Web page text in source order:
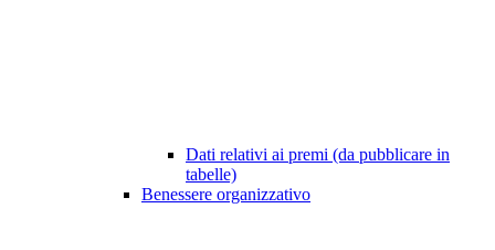
Dati relativi ai premi (da pubblicare in
tabelle)
Benessere organizzativo